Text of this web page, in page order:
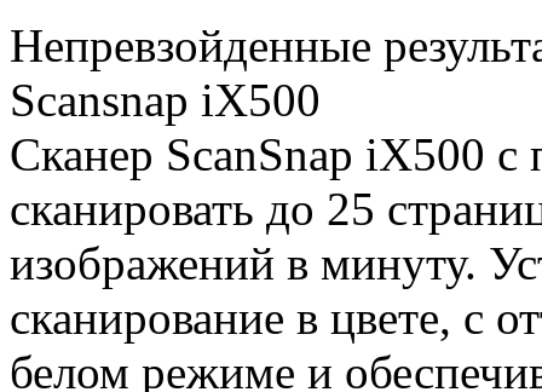
Непревзойденные
Scansnap iX500
Сканер ScanSnap iX500
сканировать до 25
изображений в минуту.
сканирование в цвете, с
белом режиме и